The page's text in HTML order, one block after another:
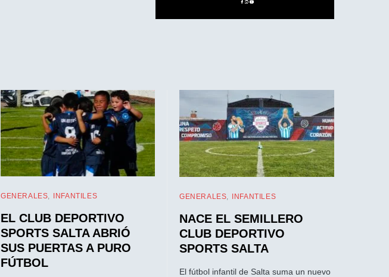
GENERALES INFANTILES
EL CLUB DEPORTIVO
SPORTS SALTA ABRIÓ
SUS PUERTAS A PURO
FÚTBOL
GENERALES INFANTILES
NACE EL SEMILLERO
CLUB DEPORTIVO
SPORTS SALTA
El fútbol infantil de Salta suma un nuevo